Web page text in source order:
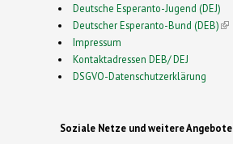
Deutsche Esperanto-Jugend (DEJ)
Deutscher Esperanto-Bund (DEB)
Impressum
Kontaktadressen DEB/ DEJ
DSGVO-Datenschutzerklärung
Soziale Netze und weitere Angebote